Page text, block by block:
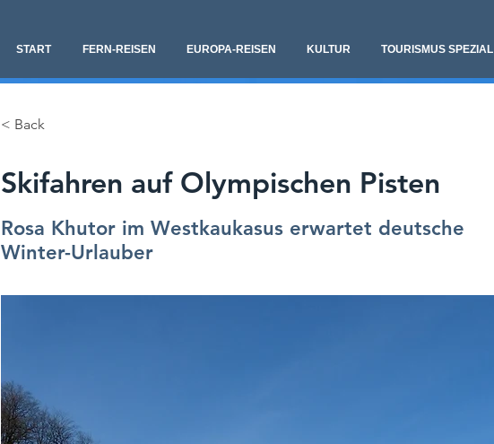
START FERN-REISEN EUROPA-REISEN KULTUR TOURISMUS SPEZIAL
< Back
Skifahren auf Olympischen Pisten
Rosa Khutor im Westkaukasus erwartet deutsche
Winter-Urlauber